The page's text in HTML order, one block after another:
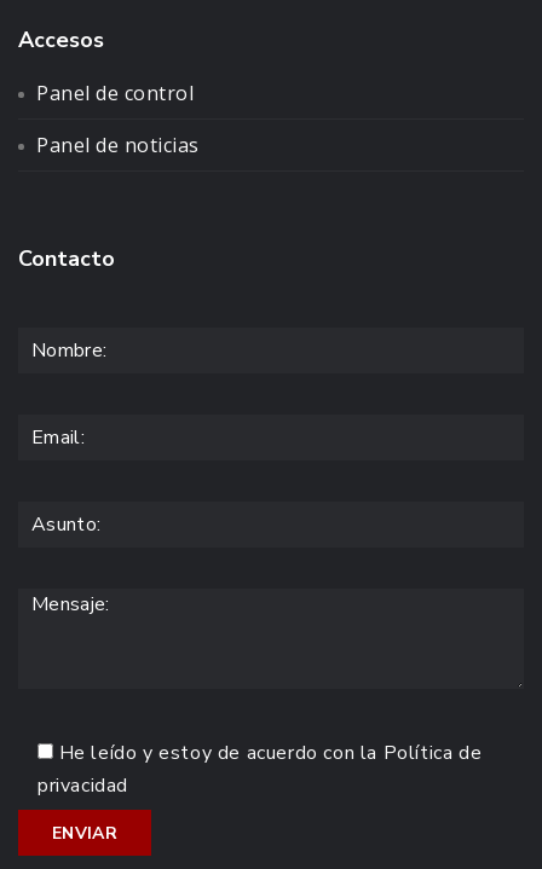
Accesos
Panel de control
Panel de noticias
Contacto
He leído y estoy de acuerdo con la Política de
privacidad